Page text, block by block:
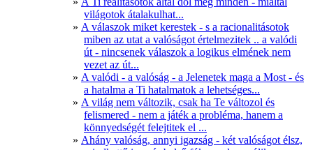
világotok átalakulhat...
A válaszok miket kerestek - s a racionalitásotok
miben az utat a valóságot értelmezitek .. a valódi
út - nincsenek válaszok a logikus elmének nem
vezet az út...
A valódi - a valóság - a Jelenetek maga a Most - és
a hatalma a Ti hatalmatok a lehetséges...
A világ nem változik, csak ha Te változol és
felismered - nem a játék a probléma, hanem a
könnyedségét felejtitek el ...
Ahány valóság, annyi igazság - két valóságot élsz,